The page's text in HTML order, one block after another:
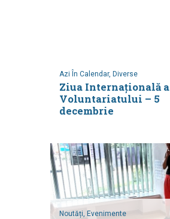
Azi În Calendar, Diverse
Ziua Internațională a
Voluntariatului – 5
decembrie
Noutăți, Evenimente